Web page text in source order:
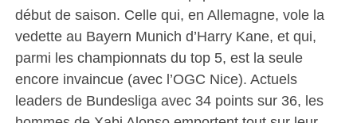
début de saison. Celle qui, en Allemagne, vole la
vedette au Bayern Munich d’Harry Kane, et qui,
parmi les championnats du top 5, est la seule
encore invaincue (avec l’OGC Nice). Actuels
leaders de Bundesliga avec 34 points sur 36, les